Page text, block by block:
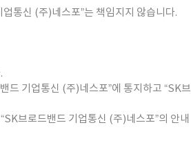
통신 (주)네스포”는 책임지지 않습니다.
드 기업통신 (주)네스포”에 통지하고 “SK브
브로드밴드 기업통신 (주)네스포”의 안내